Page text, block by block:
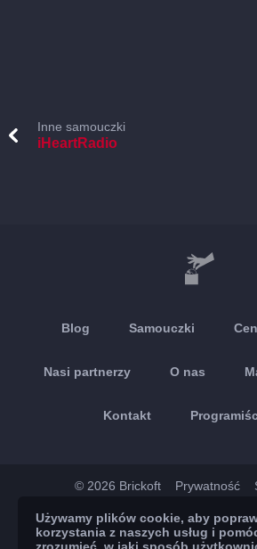
Inne samouczki
iHeartRadio
Blog Samouczki
Nasi partnerzy O nas
Kontakt
© 2026 Brickoft Prywatność
App Store
Używamy plików cookie, aby
korzystania z naszych usług i